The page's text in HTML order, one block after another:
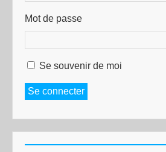
Mot de passe
Se souvenir de moi
Se connecter